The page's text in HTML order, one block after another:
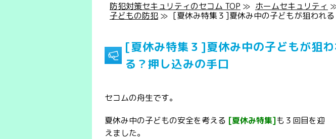
防犯対策セキュリティのセコム TOP ≫ ホームセキュリティ
子どもの防犯 ≫ [夏休み特集３]夏休み中の子どもが狙われ
[夏休み特集３]夏休み中の子どもが狙
る？押し込みの手口
セコムの舟生です。
夏休み中の子どもの安全を考える [夏休み特集]も３回目を迎
えました。